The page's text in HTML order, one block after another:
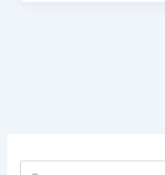
Cerca